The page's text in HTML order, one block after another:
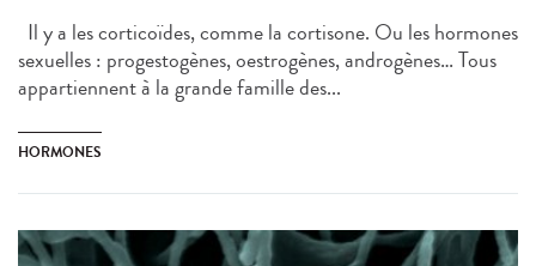
Il y a les corticoïdes, comme la cortisone. Ou les hormones
sexuelles : progestogènes, oestrogènes, androgènes… Tous
appartiennent à la grande famille des...
HORMONES